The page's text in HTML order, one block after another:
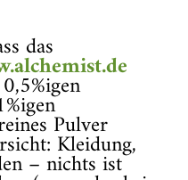
das
Pulver
Kleidung,
– nichts ist